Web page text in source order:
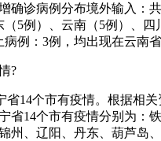
确诊病例分布境外输入：
（5例）、云南（5例）、
病例：3例，均出现在云南省
?
省14个市有疫情。根据相
省14个市有疫情分别为：
州、辽阳、丹东、葫芦岛